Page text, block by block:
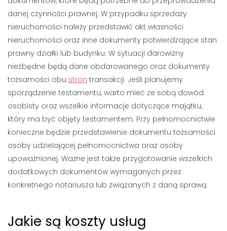
danej czynności prawnej. W przypadku sprzedaży
nieruchomości należy przedstawić akt własności
nieruchomości oraz inne dokumenty potwierdzające stan
prawny działki lub budynku. W sytuacji darowizny
niezbędne będą dane obdarowanego oraz dokumenty
tożsamości obu stron transakcji. Jeśli planujemy
sporządzenie testamentu, warto mieć ze sobą dowód
osobisty oraz wszelkie informacje dotyczące majątku,
który ma być objęty testamentem. Przy pełnomocnictwie
konieczne będzie przedstawienie dokumentu tożsamości
osoby udzielającej pełnomocnictwa oraz osoby
upoważnionej. Ważne jest także przygotowanie wszelkich
dodatkowych dokumentów wymaganych przez
konkretnego notariusza lub związanych z daną sprawą.
Jakie są koszty usług